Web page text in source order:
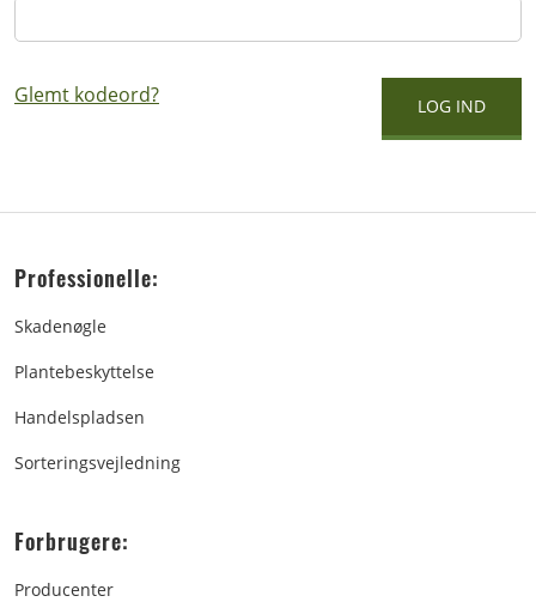
Glemt kodeord?
Professionelle:
Skadenøgle
Plantebeskyttelse
Handelspladsen
Sorteringsvejledning
Forbrugere:
Producenter